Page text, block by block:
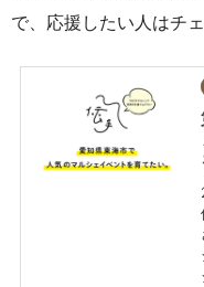
で、応援したい人はチ